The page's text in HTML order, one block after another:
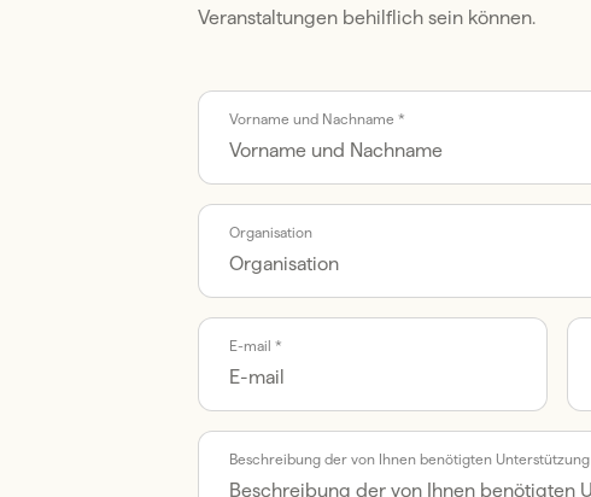
Veranstaltungen behilflich sein können.
Call me back by fax
Vorname und Nachname *
Organisation
E-mail *
Beschreibung der von Ihnen benötigten Unterstützung